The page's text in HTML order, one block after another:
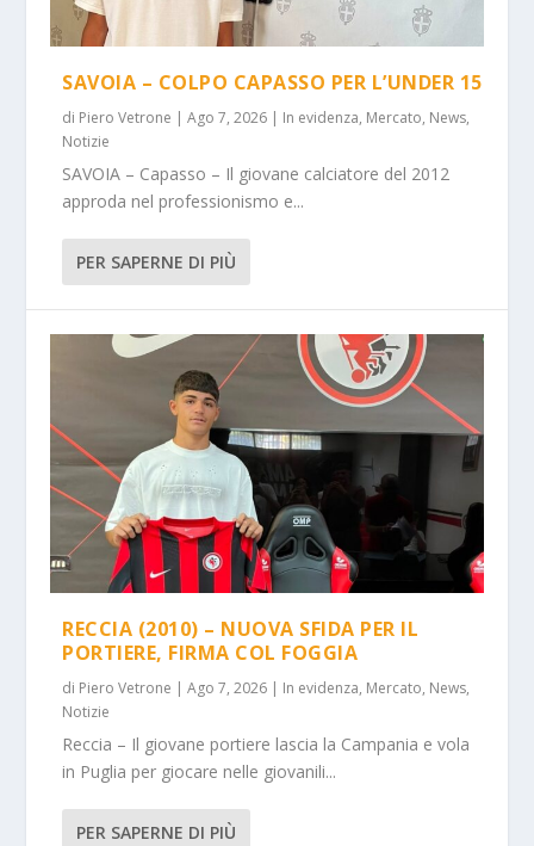
SAVOIA – COLPO CAPASSO PER L’UNDER 15
di Piero Vetrone |Ago 7, 2026 | In evidenza, Mercato, News,
Notizie
SAVOIA – Capasso – Il giovane calciatore del 2012
approda nel professionismo e...
PER SAPERNE DI PIÙ
RECCIA (2010) – NUOVA SFIDA PER IL
PORTIERE, FIRMA COL FOGGIA
di Piero Vetrone |Ago 7, 2026 | In evidenza, Mercato, News,
Notizie
Reccia – Il giovane portiere lascia la Campania e vola
in Puglia per giocare nelle giovanili...
PER SAPERNE DI PIÙ